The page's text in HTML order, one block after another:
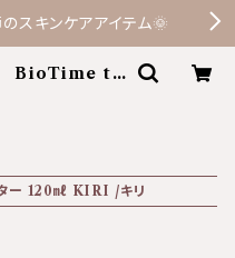
スキンケアアイテム🌞
BioTime th
ター 120㎖ KIRI /キリ